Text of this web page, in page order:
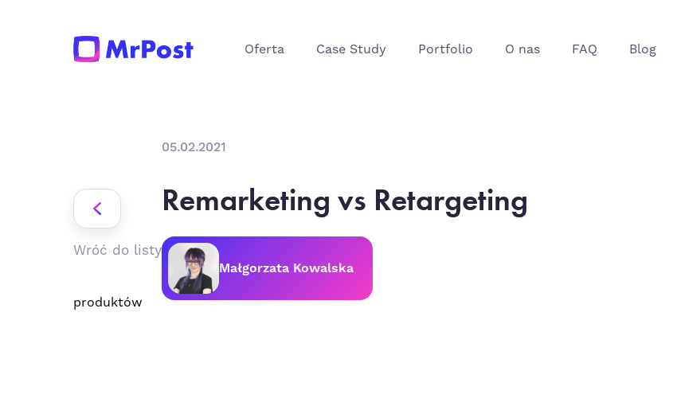
Oferta Case Study Portfolio O nas FAQ Blog
Wróć do listy
produktów
05.02.2021
Remarketing vs Retargeting
Małgorzata Kowalska